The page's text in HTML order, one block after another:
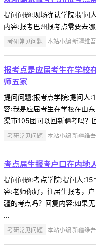
提问问题:现场确认学院:提
内容:报考巴州报考点需要去
考研常见问题 本站小编 新疆维
报考点是应届考生在学校
师五家
提问问题:报考点学院:提问
容:我是应届考生在学校在山
渠市105团可以回新疆考吗？
考研常见问题 本站小编 新疆维
考点届生报考户口在内地
提问问题:考点学院:提问人
容:老师你好，往届生报考，
疆的考点吗？回复内容:如果
...
考研常见问题 本站小编 新疆维